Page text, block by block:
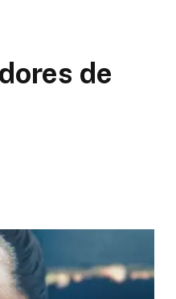
de